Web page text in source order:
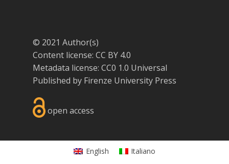
© 2021 Author(s)
Content license: CC BY 4.0
Metadata license: CC0 1.0 Universal
Published by Firenze University Press
open access
English Italiano